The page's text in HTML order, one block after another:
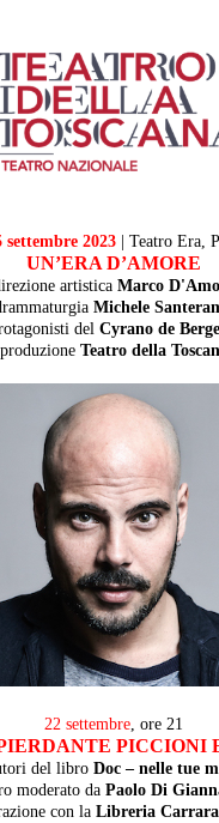
settembre 2023 Teatro Era,
UN’ERA D’AMORE
artistica Marco
Michele
del Cyrano de
produzione Teatro della
22 settembre, ore 21
PICCIONI
del libro Doc – nelle tue
moderato da Paolo Di
con la Libreria